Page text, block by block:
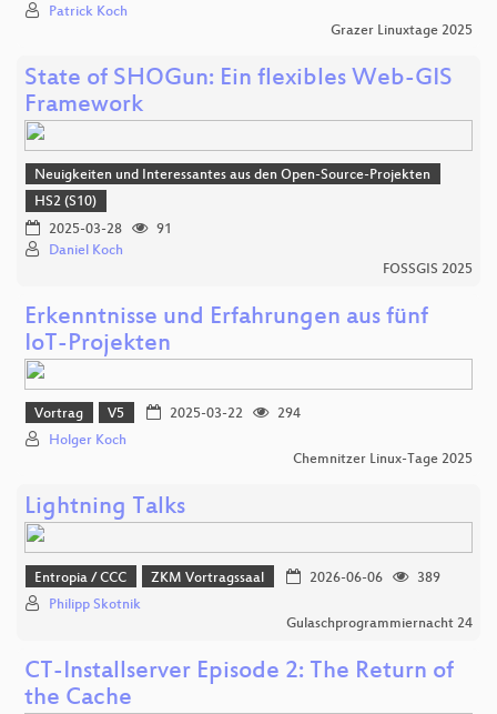
Patrick Koch
Grazer Linuxtage 2025
State of SHOGun: Ein flexibles Web-GIS
Framework
Neuigkeiten und Interessantes aus den Open-Source-Projekten
HS2 (S10)
2025-03-28
91
Daniel Koch
FOSSGIS 2025
Erkenntnisse und Erfahrungen aus fünf
IoT-Projekten
Vortrag V5 2025-03-22
294
Holger Koch
Chemnitzer Linux-Tage 2025
Lightning Talks
Entropia / CCC ZKM Vortragssaal 2026-06-06
389
Philipp Skotnik
Gulaschprogrammiernacht 24
CT-Installserver Episode 2: The Return of
the Cache